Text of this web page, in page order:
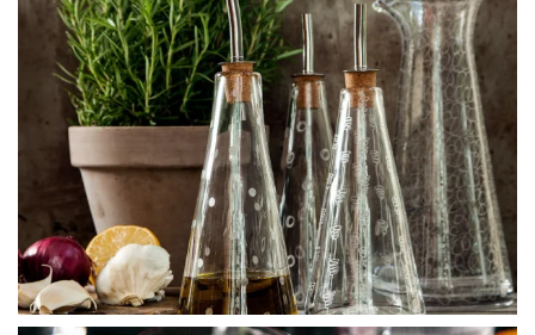
BLÄDDRA I GALLERI